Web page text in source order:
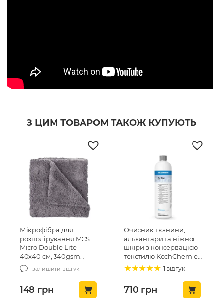
З ЦИМ ТОВАРОМ ТАКОЖ КУПУЮТЬ
Мікрофібра для
розполірування MCS
Micro Double Lite
40х40 см, 340gsm
(MCS-03/1)
залишити відгук
148 грн
Очисник тканини,
алькантари та ніжної
шкіри з консервацією
текстилю KochChemie
Pol Star 1л (619-1L-01)
1 відгук
710грн